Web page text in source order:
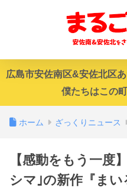
広島市安佐南区&安佐北区
僕たちはこの
ホーム ざっくりニュース
【感動をもう一度
シマ｣の新作『ま